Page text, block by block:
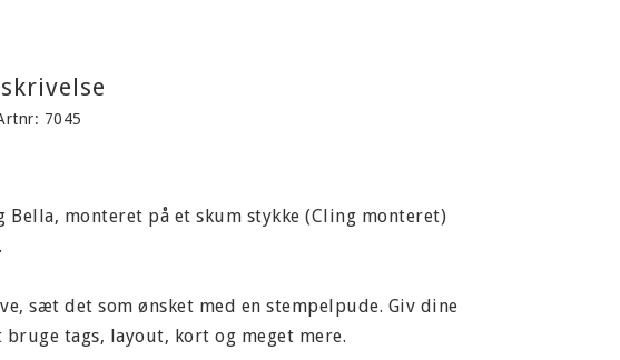
7045
monteret på et skum stykke (Cling monteret)
sæt det som ønsket med en stempelpude. Giv dine
tags, layout, kort og meget mere.